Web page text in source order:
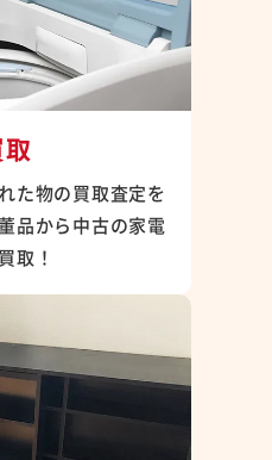
た物の買取査定を
品から中古の家電
取！